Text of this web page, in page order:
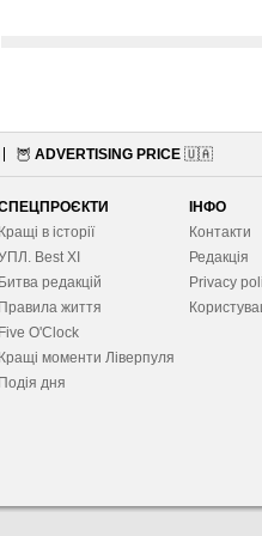
🦉 ADVERTISING PRICE 🇺🇦
в історії
Best XІ
редакцій
життя
O'Clock
моменти Ліверпуля
дня
ІНФО
Контакти
Редакція
Privacy